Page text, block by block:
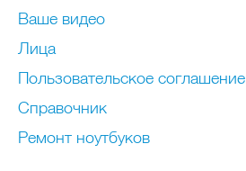
Ваше видео
Лица
Пользовательское соглашение
Справочник
Ремонт нoутбуков